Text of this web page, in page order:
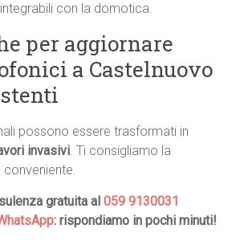
con la domotica.
per aggiornare
a Castelnuovo
possono essere trasformati in
invasivi. Ti consigliamo la
conveniente.
gratuita al059 9130031
: rispondiamo in pochi minuti!